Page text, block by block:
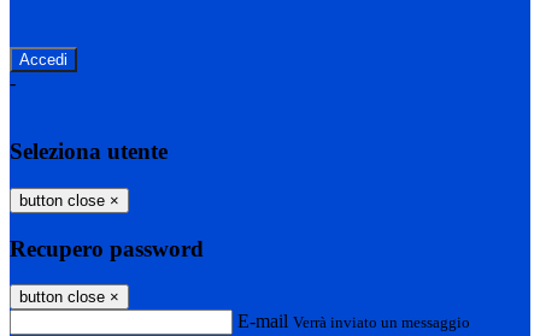
-
Seleziona utente
button close ×
Recupero password
button close ×
E-mail Verrà inviato un messaggio